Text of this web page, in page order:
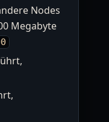
Nodes
Megabyte